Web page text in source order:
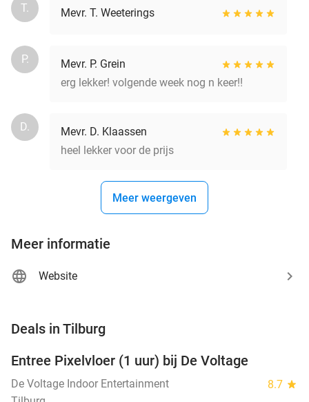
T. Mevr. T. Weeterings
P.
Mevr. P. Grein
erg lekker! volgende week nog n keer!!
D.
Mevr. D. Klaassen
heel lekker voor de prijs
Meer weergeven
Meer informatie
Website
Deals in Tilburg
Entree Pixelvloer (1 uur) bij De Voltage
De Voltage Indoor Entertainment 8.7 star